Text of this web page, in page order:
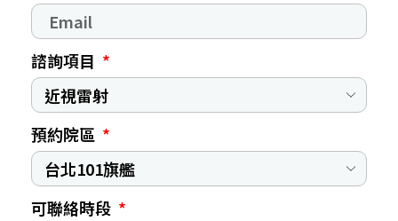
諮詢項目
預約院區
可聯絡時段